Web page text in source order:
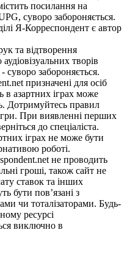
посилання на
суворо забороняється.
Я-Корреспондент є автор
та відтворення
творів
суворо забороняється.
призначені для осіб
в азартних іграх може
Дотримуйтесь правил
гри. При виявленні перших
до спеціаліста.
іграх не може бути
роботі.
не проводить
гроші, також сайт не
ставок та інших
бути пов’язані з
чи тоталізаторами. Будь-
ресурсі
виключно в